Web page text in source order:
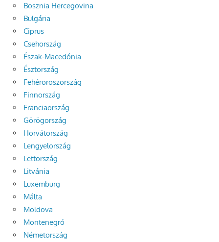
Bosznia Hercegovina
Bulgária
Ciprus
Csehország
Észak-Macedónia
Észtország
Fehéroroszország
Finnország
Franciaország
Görögország
Horvátország
Lengyelország
Lettország
Litvánia
Luxemburg
Málta
Moldova
Montenegró
Németország